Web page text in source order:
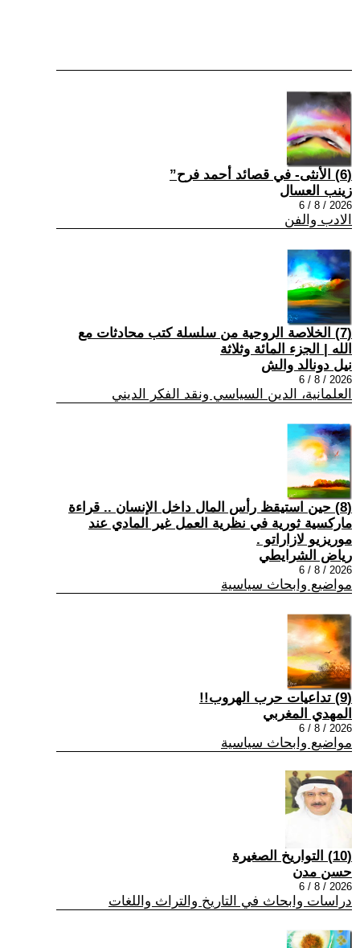
(6) الأنثى- في قصائد أحمد فرح”
زينب العسال
2026 / 8 / 6
الادب والفن
(7) الخلاصة الروحية من سلسلة كتب محادثات مع
الله | الجزء المائة وثلاثة
نيل دونالد والش
2026 / 8 / 6
العلمانية، الدين السياسي ونقد الفكر الديني
(8) حين استيقظ رأس المال داخل الإنسان .. قراءة
ماركسية ثورية في نظرية العمل غير المادي عند
موريزيو لازاراتو .
رياض الشرايطي
2026 / 8 / 6
مواضيع وابحاث سياسية
(9) تداعيات حرب الهروب!!
المهدي المغربي
2026 / 8 / 6
مواضيع وابحاث سياسية
(10) التواريخ الصغيرة
حسن مدن
2026 / 8 / 6
دراسات وابحاث في التاريخ والتراث واللغات